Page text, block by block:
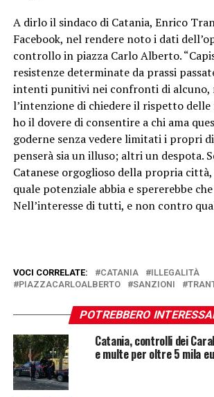
A dirlo il sindaco di Catania, Enrico
Facebook, nel rendere noto i dati
controllo in piazza Carlo Alberto.
resistenze determinate da prassi
intenti punitivi nei confronti di alcuno,
l’intenzione di chiedere il rispetto delle
ho il dovere di consentire a chi ama
goderne senza vedere limitati i propri
penserà sia un illuso; altri un despota.
Catanese orgoglioso della propria città,
quale potenziale abbia e spererebbe
Nell’interesse di tutti, e non contro
VOCI CORRELATE: CATANIA
ILLEGALITÀ
PIAZZACARLOALBERTO
SANZIONI
POTREBBERO
Catania, controlli dei
e multe per oltre 5 mila